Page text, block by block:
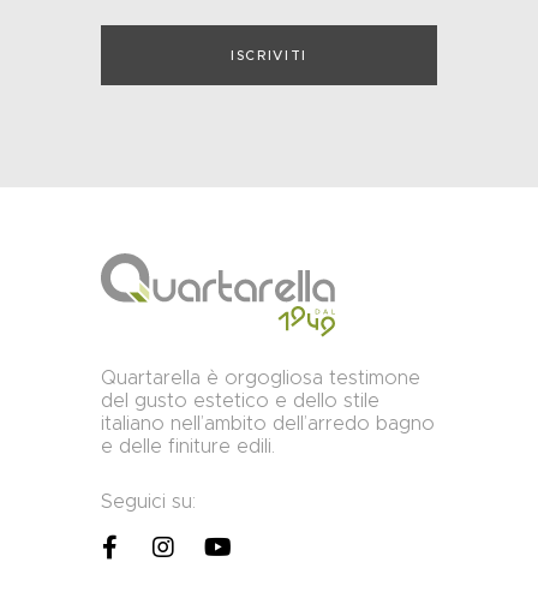
Quartarella è orgogliosa testimone
del gusto estetico e dello stile
italiano nell’ambito dell’arredo bagno
e delle finiture edili.
Seguici su: